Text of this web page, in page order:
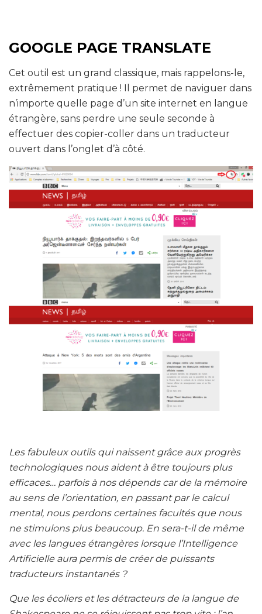
GOOGLE PAGE TRANSLATE
Cet outil est un grand classique, mais rappelons-le,
extrêmement pratique ! Il permet de naviguer dans
n’importe quelle page d’un site internet en langue
étrangère, sans perdre une seule seconde à
effectuer des copier-coller dans un traducteur
ouvert dans l’onglet d’à côté.
Les fabuleux outils qui naissent grâce aux progrès
technologiques nous aident à être toujours plus
efficaces… parfois à nos dépends car de la mémoire
au sens de l’orientation, en passant par le calcul
mental, nous perdons certaines facultés que nous
ne stimulons plus beaucoup. En sera-t-il de même
avec les langues étrangères lorsque l’Intelligence
Artificielle aura permis de créer de puissants
traducteurs instantanés ?
Que les écoliers et les détracteurs de la langue de